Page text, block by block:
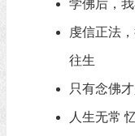
学佛后，
虔信正法
往生
只有念佛
人生无常